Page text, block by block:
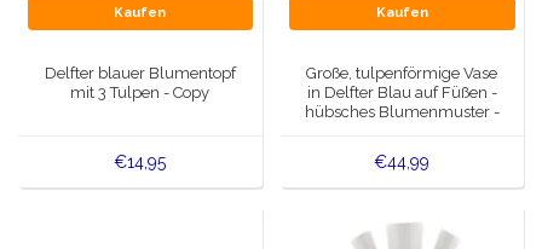
Kaufen
Delfter blauer Blumentopf
mit 3 Tulpen - Copy
€14,95
Kaufen
Große, tulpenförmige Vase
in Delfter Blau auf Füßen -
hübsches Blumenmuster -
€44,99